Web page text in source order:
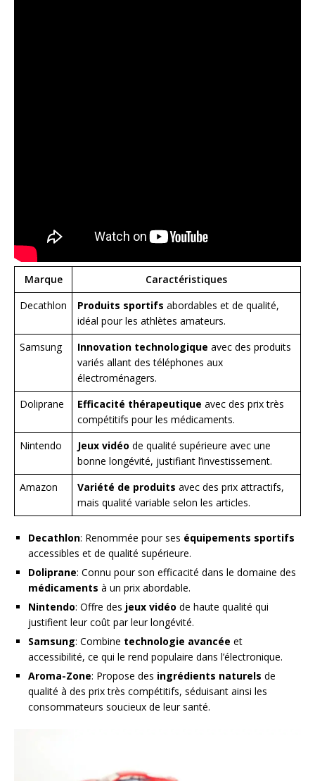
Marque
Caractéristiques
Decathlon
Produits sportifs abordables et de qualité,
idéal pour les athlètes amateurs.
Samsung
Innovation technologique avec des produits
variés allant des téléphones aux
électroménagers.
Doliprane
Efficacité thérapeutique avec des prix très
compétitifs pour les médicaments.
Nintendo
Jeux vidéo de qualité supérieure avec une
bonne longévité, justifiant l’investissement.
Amazon
Variété de produits avec des prix attractifs,
mais qualité variable selon les articles.
Decathlon: Renommée pour ses équipements sportifs
accessibles et de qualité supérieure.
Doliprane: Connu pour son efficacité dans le domaine des
médicaments à un prix abordable.
Nintendo: Offre des jeux vidéo de haute qualité qui
justifient leur coût par leur longévité.
Samsung: Combine technologie avancée et
accessibilité, ce qui le rend populaire dans l’électronique.
Aroma-Zone: Propose des ingrédients naturels de
qualité à des prix très compétitifs, séduisant ainsi les
consommateurs soucieux de leur santé.